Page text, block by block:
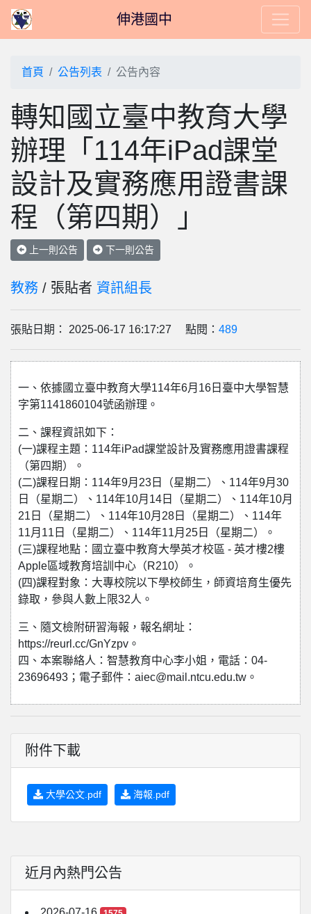
伸港國中
首頁 公告列表 公告內容
轉知國立臺中教育大學
辦理「114年iPad課堂
設計及實務應用證書課
程（第四期）」
上一則公告 下一則公告
教務 / 張貼者 資訊組長
張貼日期： 2025-06-17 16:17:27 點閱： 489
一、依據國立臺中教育大學114年6月16日臺中大學智慧
字第1141860104號函辦理。
二、課程資訊如下：
(一)課程主題：114年iPad課堂設計及實務應用證書課程
（第四期）。
(二)課程日期：114年9月23日（星期二）、114年9月30
日（星期二）、114年10月14日（星期二）、114年10月
21日（星期二）、114年10月28日（星期二）、114年
11月11日（星期二）、114年11月25日（星期二）。
(三)課程地點：國立臺中教育大學英才校區 - 英才樓2樓
Apple區域教育培訓中心（R210）。
(四)課程對象：大專校院以下學校師生，師資培育生優先
錄取，參與人數上限32人。
三、隨文檢附研習海報，報名網址：
https://reurl.cc/GnYzpv。
四、本案聯絡人：智慧教育中心李小姐，電話：04-
23696493；電子郵件：aiec@mail.ntcu.edu.tw。
附件下載
大學公文.pdf 海報.pdf
近月內熱門公告